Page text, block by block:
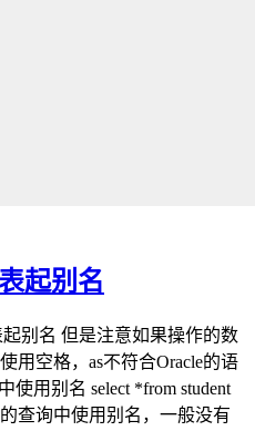
起别名
别名 但是注意如果操作的数
用空格，as不符合Oracle的语
使用别名 select *from student
的查询中使用别名，一般没有